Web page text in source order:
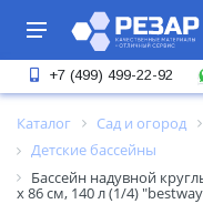
+7 (499) 499-22-92
Каталог Сад и огород
Детские бассейны
Бассейн надувной
х 86 см, 140 л (1/4)